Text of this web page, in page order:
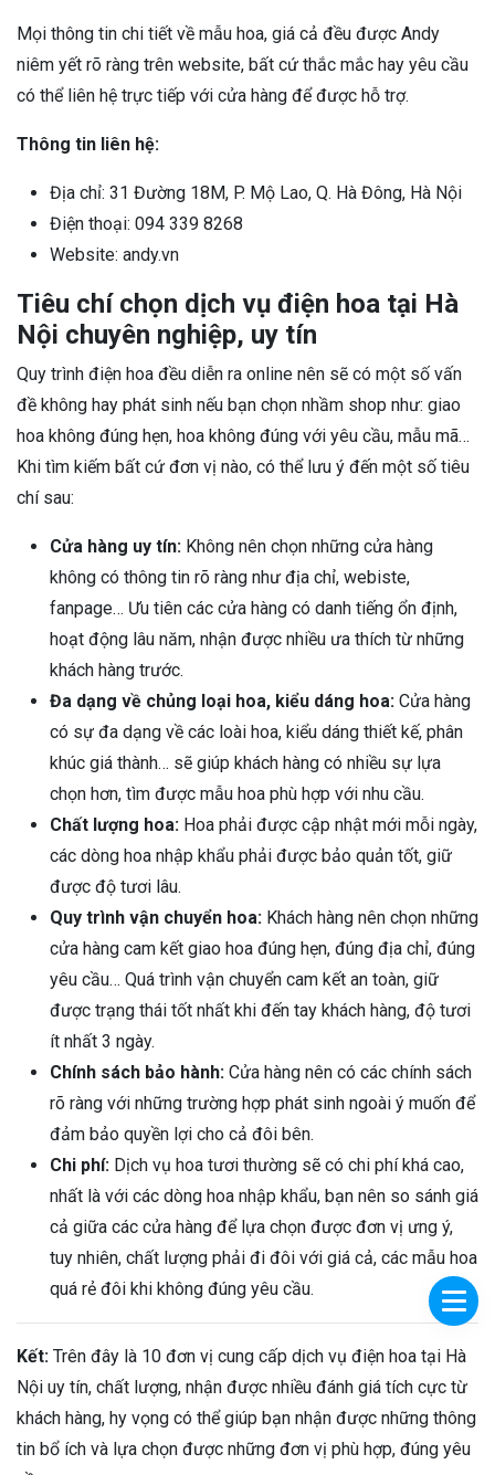
Mọi thông tin chi tiết về mẫu hoa, giá cả đều được Andy
niêm yết rõ ràng trên website, bất cứ thắc mắc hay yêu cầu
có thể liên hệ trực tiếp với cửa hàng để được hỗ trợ.
Thông tin liên hệ:
Địa chỉ: 31 Đường 18M, P. Mộ Lao, Q. Hà Đông, Hà Nội
Điện thoại: 094 339 8268
Website: andy.vn
Tiêu chí chọn dịch vụ điện hoa tại Hà
Nội chuyên nghiệp, uy tín
Quy trình điện hoa đều diễn ra online nên sẽ có một số vấn
đề không hay phát sinh nếu bạn chọn nhầm shop như: giao
hoa không đúng hẹn, hoa không đúng với yêu cầu, mẫu mã…
Khi tìm kiếm bất cứ đơn vị nào, có thể lưu ý đến một số tiêu
chí sau:
Cửa hàng uy tín: Không nên chọn những cửa hàng
không có thông tin rõ ràng như địa chỉ, webiste,
fanpage… Ưu tiên các cửa hàng có danh tiếng ổn định,
hoạt động lâu năm, nhận được nhiều ưa thích từ những
khách hàng trước.
Đa dạng về chủng loại hoa, kiểu dáng hoa: Cửa hàng
có sự đa dạng về các loài hoa, kiểu dáng thiết kế, phân
khúc giá thành… sẽ giúp khách hàng có nhiều sự lựa
chọn hơn, tìm được mẫu hoa phù hợp với nhu cầu.
Chất lượng hoa: Hoa phải được cập nhật mới mỗi ngày,
các dòng hoa nhập khẩu phải được bảo quản tốt, giữ
được độ tươi lâu.
Quy trình vận chuyển hoa: Khách hàng nên chọn những
cửa hàng cam kết giao hoa đúng hẹn, đúng địa chỉ, đúng
yêu cầu… Quá trình vận chuyển cam kết an toàn, giữ
được trạng thái tốt nhất khi đến tay khách hàng, độ tươi
ít nhất 3 ngày.
Chính sách bảo hành: Cửa hàng nên có các chính sách
rõ ràng với những trường hợp phát sinh ngoài ý muốn để
đảm bảo quyền lợi cho cả đôi bên.
Chi phí: Dịch vụ hoa tươi thường sẽ có chi phí khá cao,
nhất là với các dòng hoa nhập khẩu, bạn nên so sánh giá
cả giữa các cửa hàng để lựa chọn được đơn vị ưng ý,
tuy nhiên, chất lượng phải đi đôi với giá cả, các mẫu hoa
quá rẻ đôi khi không đúng yêu cầu.
Kết: Trên đây là 10 đơn vị cung cấp dịch vụ điện hoa tại Hà
Nội uy tín, chất lượng, nhận được nhiều đánh giá tích cực từ
khách hàng, hy vọng có thể giúp bạn nhận được những thông
tin bổ ích và lựa chọn được những đơn vị phù hợp, đúng yêu